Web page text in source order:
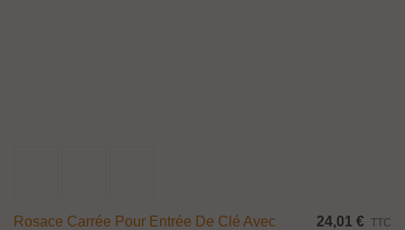
Rosace Carrée Pour Entrée De Clé Avec
24,01 € TTC